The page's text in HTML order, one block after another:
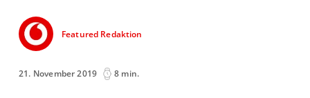
Featured Redaktion
21. November 2019 8 min.